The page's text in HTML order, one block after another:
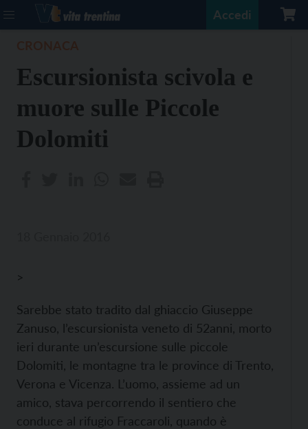
Accedi
Escursionista scivola e
muore sulle Piccole
Dolomiti
>
Sarebbe stato tradito dal ghiaccio Giuseppe
Zanuso, l’escursionista veneto di 52anni, morto
ieri durante un’escursione sulle piccole
Dolomiti, le montagne tra le province di Trento,
Verona e Vicenza. L’uomo, assieme ad un
amico, stava percorrendo il sentiero che
conduce al rifugio Fraccaroli, quando è